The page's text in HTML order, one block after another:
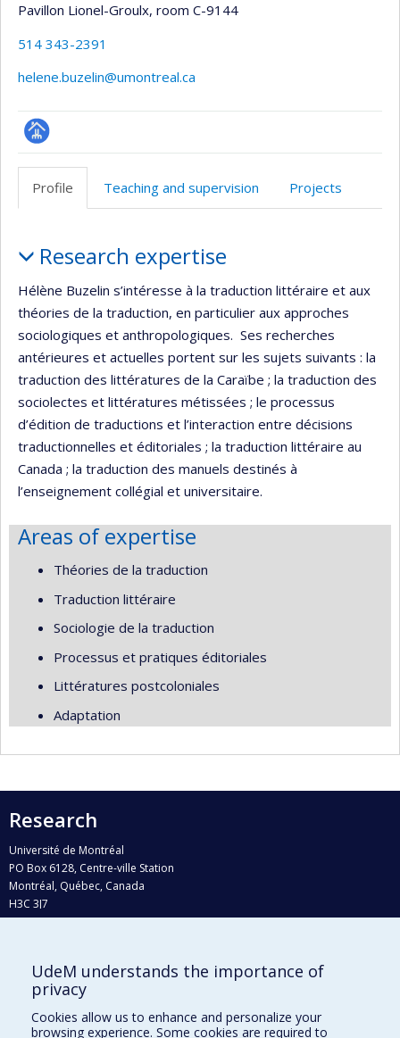
Pavillon Lionel-Groulx, room C-9144
514 343-2391
helene.buzelin@umontreal.ca
Page
professionnelle
(faculté,département,école)
Profile Teaching and supervision Projects
Research expertise
Hélène Buzelin s’intéresse à la traduction littéraire et aux
théories de la traduction, en particulier aux approches
sociologiques et anthropologiques. Ses recherches
antérieures et actuelles portent sur les sujets suivants : la
traduction des littératures de la Caraïbe ; la traduction des
sociolectes et littératures métissées ; le processus
d’édition de traductions et l’interaction entre décisions
traductionnelles et éditoriales ; la traduction littéraire au
Canada ; la traduction des manuels destinés à
l’enseignement collégial et universitaire.
Areas of expertise
Théories de la traduction
Traduction littéraire
Sociologie de la traduction
Processus et pratiques éditoriales
Littératures postcoloniales
Adaptation
Research
Université de Montréal
PO Box 6128, Centre-ville Station
Montréal, Québec, Canada
H3C 3J7
Who does what?
Find us
UdeM understands the importance of
privacy
Cookies allow us to enhance and personalize your
browsing experience. Some cookies are required to